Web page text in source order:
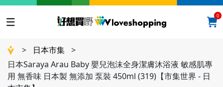
0
> 日本市集
>
日本Saraya Arau Baby 嬰兒泡沫全身潔膚沐浴液 敏感肌專
用 無香味 日本製 無添加 泵裝 450ml (319)【市集世界 - 日